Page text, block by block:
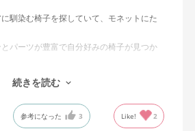
馴染む椅子を探していて、モネットにた
パーツが豊富で自分好みの椅子が見つか
比較的コンパクトで家に置くのに最適で
変気に入っています。
色の組み合わせがあったので固定肘の物を
えば稼働肘バージョンもバイカラーなど
続きを読む
参考になった 3 Like! 2